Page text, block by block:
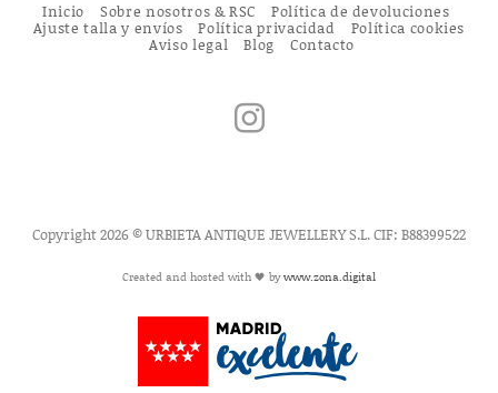
Inicio Sobre nosotros & RSC
Política de devoluciones
Ajuste talla y envíos
Política privacidad
Política cookies
Aviso legal
Blog Contacto
Copyright 2026 © URBIETA ANTIQUE JEWELLERY S.L. CIF: B88399522
Created and hosted with 🖤 bywww.zona.digital